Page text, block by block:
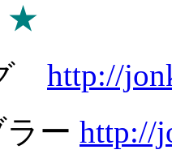
★
http://
ー http://